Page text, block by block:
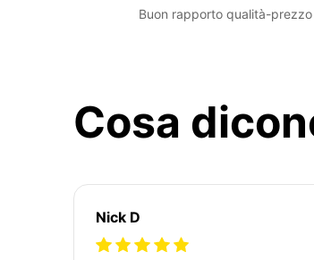
Buon rapporto qualità-prezzo
Cosa
Nick D